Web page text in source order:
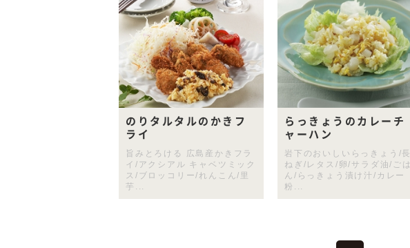
のりタルタルのかきフ
ライ
旨みとろける 広島産かきフラ
イ/アクシアル キャベツミック
ス/ブロッコリー/れんこん/里
芋...
らっきょうのカレーチ
ャーハン
岩下のおいしいらっきょう/長
ねぎ/レタス/卵/サラダ油/ごは
ん/らっきょう漬け汁/カレー
粉...